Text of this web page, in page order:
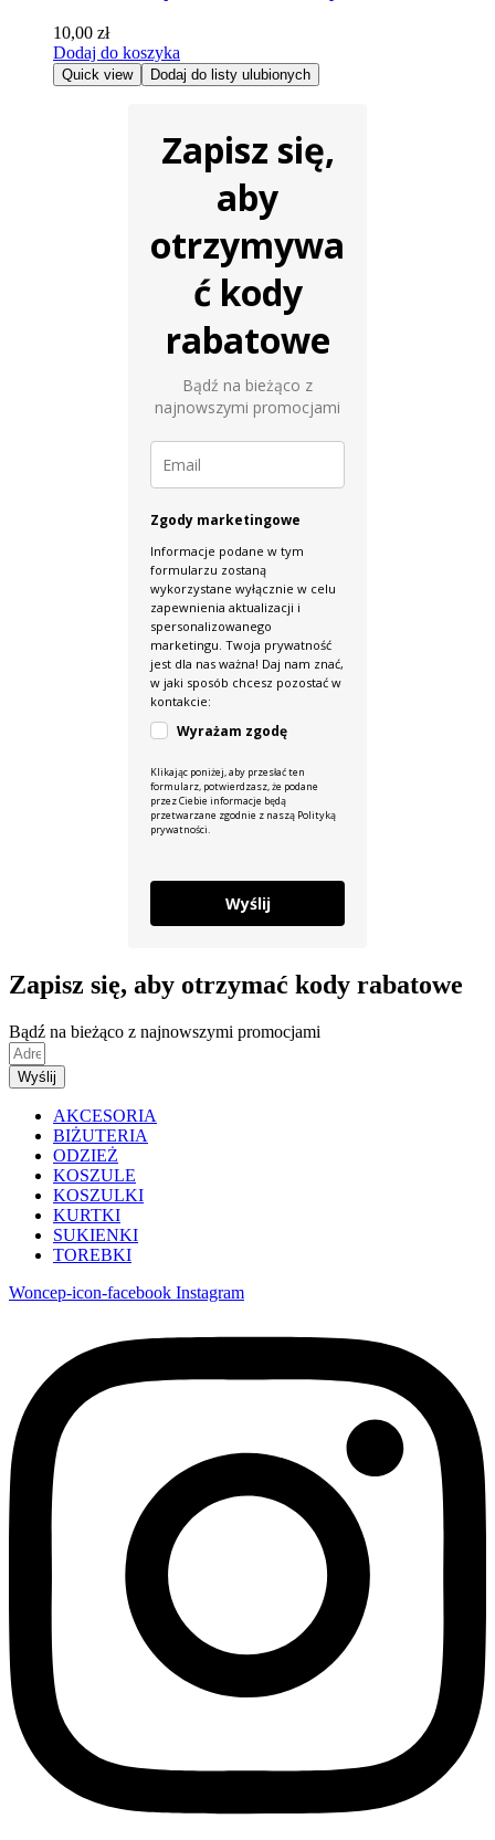
10,00 zł
Dodaj do koszyka
Quick view Dodaj do listy ulubionych
Zapisz się,
aby
otrzymywa
ć kody
rabatowe
Bądź na bieżąco z
najnowszymi promocjami
Zgody marketingowe
Informacje podane w tym
formularzu zostaną
wykorzystane wyłącznie w celu
zapewnienia aktualizacji i
spersonalizowanego
marketingu. Twoja prywatność
jest dla nas ważna! Daj nam znać,
w jaki sposób chcesz pozostać w
kontakcie:
Wyrażam zgodę
Klikając poniżej, aby przesłać ten
formularz, potwierdzasz, że podane
przez Ciebie informacje będą
przetwarzane zgodnie z naszą Polityką
prywatności.
Wyślij
Zapisz się, aby otrzymać kody rabatowe
Bądź na bieżąco z najnowszymi promocjami
Wyślij
AKCESORIA
BIŻUTERIA
ODZIEŻ
KOSZULE
KOSZULKI
KURTKI
SUKIENKI
TOREBKI
Woncep-icon-facebook Instagram